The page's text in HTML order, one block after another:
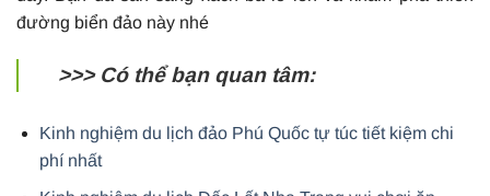
đường biển đảo này nhé
>>> Có thể bạn quan tâm:
Kinh nghiệm du lịch đảo Phú Quốc tự túc tiết kiệm chi
phí nhất